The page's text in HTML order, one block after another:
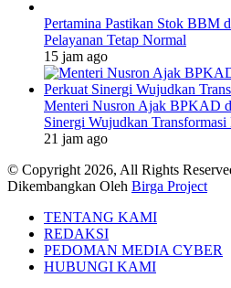
Pertamina Pastikan Stok BBM
Pelayanan Tetap Normal
15 jam ago
Menteri Nusron Ajak BPKAD
Sinergi Wujudkan Transformasi
21 jam ago
© Copyright 2026, All Rights
Dikembangkan Oleh Birga Project
TENTANG KAMI
REDAKSI
PEDOMAN MEDIA CYBER
HUBUNGI KAMI